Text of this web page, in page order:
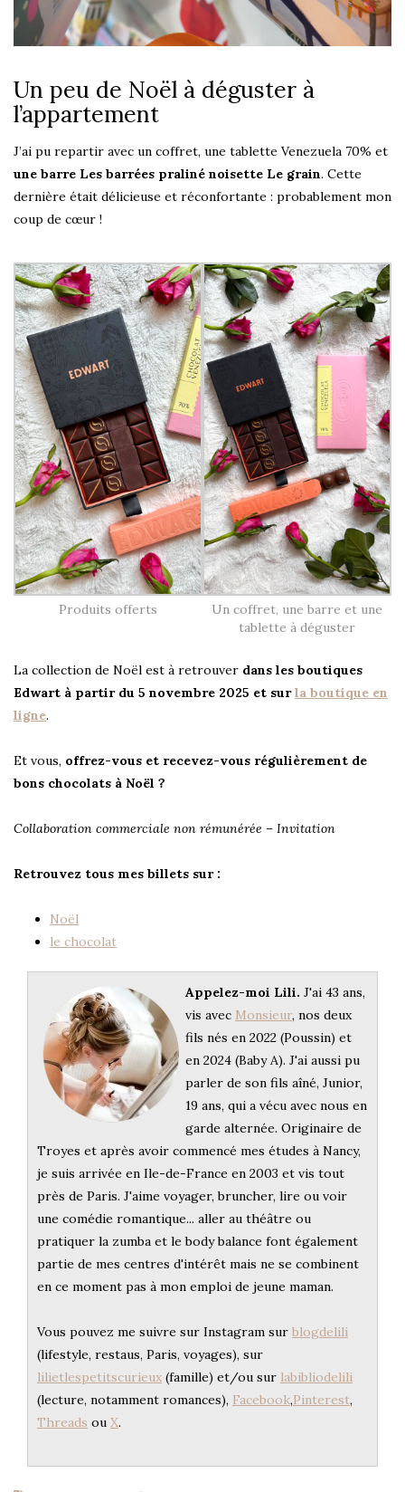
Un peu de Noël à déguster à
l’appartement
J’ai pu repartir avec un coffret, une tablette Venezuela 70% et
une barre Les barrées praliné noisette Le grain. Cette
dernière était délicieuse et réconfortante : probablement mon
coup de cœur !
Produits offerts
Un coffret, une barre et une
tablette à déguster
La collection de Noël est à retrouver dans les boutiques
Edwart à partir du 5 novembre 2025 et surla boutique en
ligne.
Et vous, offrez-vous et recevez-vous régulièrement de
bons chocolats à Noël ?
Collaboration commerciale non rémunérée – Invitation
Retrouvez tous mes billets sur :
Noël
le chocolat
Appelez-moi Lili. J'ai 43 ans,
vis avec Monsieur, nos deux
fils nés en 2022 (Poussin) et
en 2024 (Baby A). J'ai aussi pu
parler de son fils aîné, Junior,
19 ans, qui a vécu avec nous en
garde alternée. Originaire de
Troyes et après avoir commencé mes études à Nancy,
je suis arrivée en Ile-de-France en 2003 et vis tout
près de Paris. J'aime voyager, bruncher, lire ou voir
une comédie romantique... aller au théâtre ou
pratiquer la zumba et le body balance font également
partie de mes centres d'intérêt mais ne se combinent
en ce moment pas à mon emploi de jeune maman.
Vous pouvez me suivre sur Instagram sur blogdelili
(lifestyle, restaus, Paris, voyages), sur
lilietlespetitscurieux (famille) et/ou sur labibliodelili
(lecture, notamment romances), Facebook,Pinterest,
Threads ou X.